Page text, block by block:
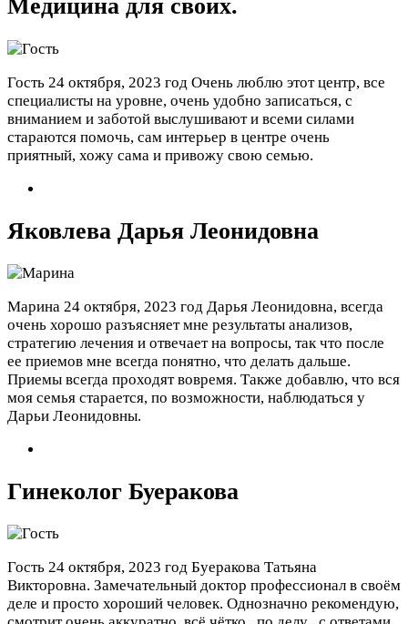
Медицина для своих.
Гость 24 октября, 2023 год Очень люблю этот центр, все
специалисты на уровне, очень удобно записаться, с
вниманием и заботой выслушивают и всеми силами
стараются помочь, сам интерьер в центре очень
приятный, хожу сама и привожу свою семью.
Яковлева Дарья Леонидовна
Марина 24 октября, 2023 год Дарья Леонидовна, всегда
очень хорошо разъясняет мне результаты анализов,
стратегию лечения и отвечает на вопросы, так что после
ее приемов мне всегда понятно, что делать дальше.
Приемы всегда проходят вовремя. Также добавлю, что вся
моя семья старается, по возможности, наблюдаться у
Дарьи Леонидовны.
Гинеколог Буеракова
Гость 24 октября, 2023 год Буеракова Татьяна
Викторовна. Замечательный доктор профессионал в своём
деле и просто хороший человек. Однозначно рекомендую,